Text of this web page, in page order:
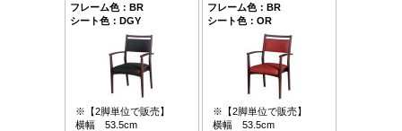
フレーム色：BR
シート色：DGY
※【2脚単位で販売】
横幅 53.5cm
フレーム色：BR
シート色：OR
※【2脚単位で販売】
横幅 53.5cm